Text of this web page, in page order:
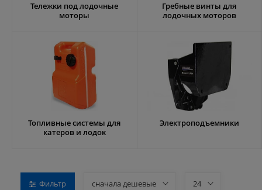
Тележки под лодочные
моторы
Гребные винты для
лодочных моторов
Топливные системы для
катеров и лодок
Электроподъемники
Фильтр сначала дешевые 24